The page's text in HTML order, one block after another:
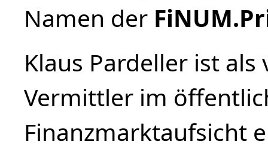
Namen der
Klaus Pardeller ist
Vermittler im
Finanzmarktaufsicht